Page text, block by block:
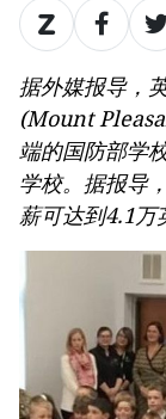
据外媒报导，
(Mount
端的国防部学
学校。据报导
薪可达到4.1万